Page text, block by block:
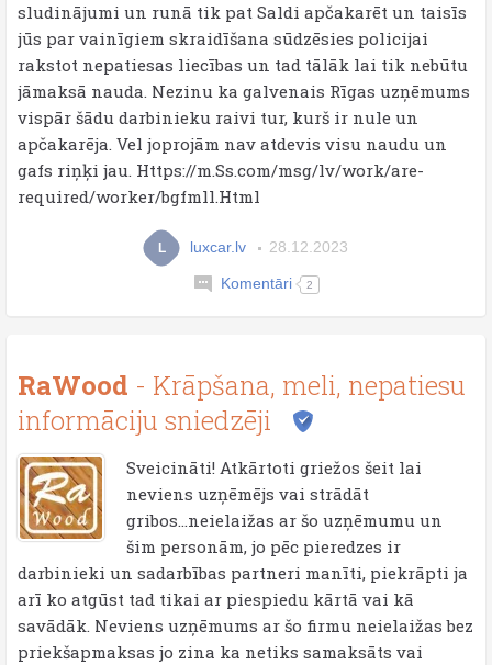
sludinājumi un runā tik pat Saldi apčakarēt un taisīs
jūs par vainīgiem skraidīšana sūdzēsies policijai
rakstot nepatiesas liecības un tad tālāk lai tik nebūtu
jāmaksā nauda. Nezinu ka galvenais Rīgas uzņēmums
vispār šādu darbinieku raivi tur, kurš ir nule un
apčakarēja. Vel joprojām nav atdevis visu naudu un
gafs riņķi jau. Https://m.Ss.com/msg/lv/work/are-
required/worker/bgfmll.Html
L luxcar.lv 28.12.2023
Komentāri 2
RaWood - Krāpšana, meli, nepatiesu
informāciju sniedzēji
Sveicināti! Atkārtoti griežos šeit lai
neviens uzņēmējs vai strādāt
gribos...neielaižas ar šo uzņēmumu un
šim personām, jo pēc pieredzes ir
darbinieki un sadarbības partneri manīti, piekrāpti ja
arī ko atgūst tad tikai ar piespiedu kārtā vai kā
savādāk. Neviens uzņēmums ar šo firmu neielaižas bez
priekšapmaksas jo zina ka netiks samaksāts vai